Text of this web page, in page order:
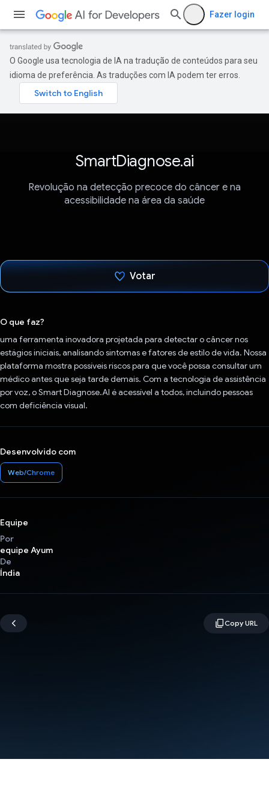
Fazer login
O Google usa tecnologia de IA na tradução de conteúdos para seu
idioma de preferência. As traduções com IA podem ter erros.
SmartDiagnose.ai
Revolução na detecção precoce do câncer e na
acessibilidade na área da saúde
Votar
O que faz?
uma ferramenta inovadora projetada para detectar o câncer nos
estágios iniciais, analisando sintomas e fatores de estilo de vida. Nossa
plataforma mostra possíveis riscos para que você possa consultar um
médico antes que seja tarde demais. Com a tecnologia de assistência
por voz, o Smart Diagnose.AI é acessível a todos, incluindo pessoas
com deficiência visual.
Desenvolvido com
Web/Chrome
Equipe
Por
equipe Ayum
De
Índia